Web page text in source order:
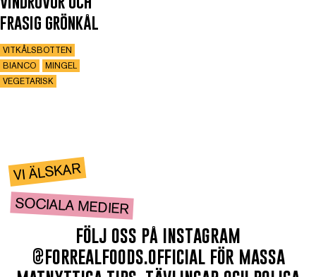
frasig grönkål
VITKÅLSBOTTEN
BIANCO
MINGEL
VEGETARISK
VI ÄLSKAR
SOCIALA MEDIER
följ oss på instagram
@forrealfoods.official för massa